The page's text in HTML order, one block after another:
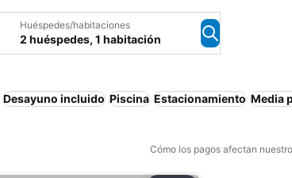
Huéspedes/habitaciones
2 huéspedes, 1 habitación
Desayuno incluido Piscina Estacionamiento Media
Cómo los pagos afectan